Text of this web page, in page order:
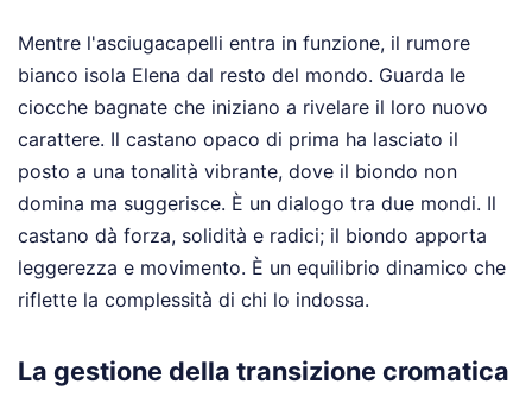
Mentre l'asciugacapelli entra in funzione, il rumore
bianco isola Elena dal resto del mondo. Guarda le
ciocche bagnate che iniziano a rivelare il loro nuovo
carattere. Il castano opaco di prima ha lasciato il
posto a una tonalità vibrante, dove il biondo non
domina ma suggerisce. È un dialogo tra due mondi. Il
castano dà forza, solidità e radici; il biondo apporta
leggerezza e movimento. È un equilibrio dinamico che
riflette la complessità di chi lo indossa.
La gestione della transizione cromatica